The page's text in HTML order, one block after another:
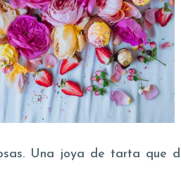
Una joya de tarta que